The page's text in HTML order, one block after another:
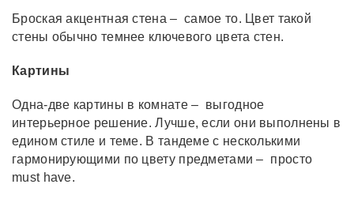
Броская акцентная стена – самое то. Цвет такой
стены обычно темнее ключевого цвета стен.
Картины
Одна-две картины в комнате – выгодное
интерьерное решение. Лучше, если они выполнены в
едином стиле и теме. В тандеме с несколькими
гармонирующими по цвету предметами – просто
must have.